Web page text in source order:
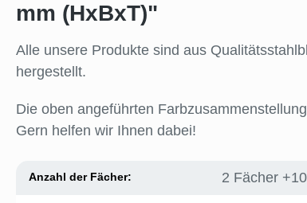
mm (HxBxT)"
Alle unsere Produkte sind aus
hergestellt.
Die oben angeführten
Gern helfen wir Ihnen dabei!
Anzahl der Fächer: 2 Fächer